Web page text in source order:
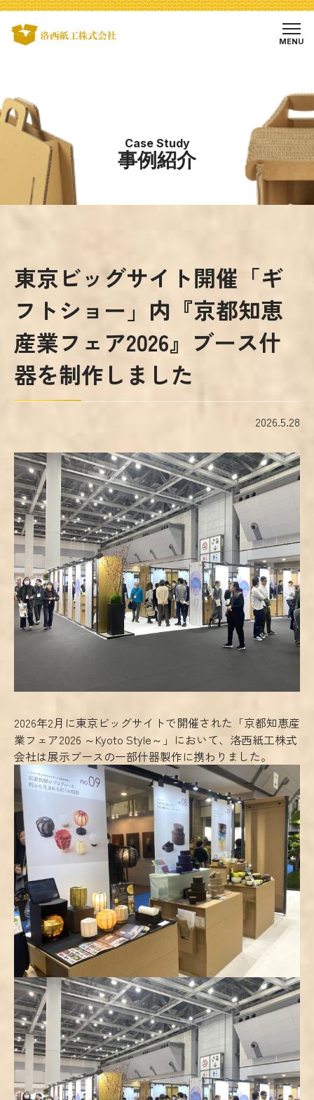
MENU
Case Study
事例紹介
東京ビッグサイト開催「ギ
フトショー」内『京都知恵
産業フェア2026』ブース什
器を制作しました
2026.5.28
2026年2月に東京ビッグサイトで開催された「京都知恵産
業フェア2026 ～Kyoto Style～」において、洛西紙工株式
会社は展示ブースの一部什器製作に携わりました。